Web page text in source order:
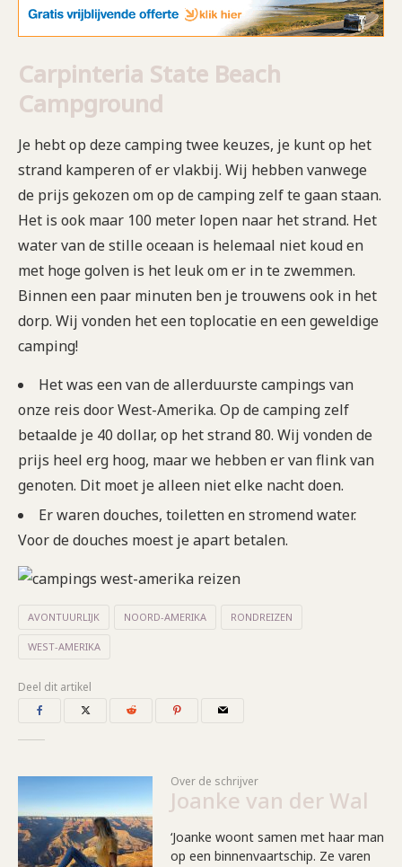
Carpinteria State Beach
Campground
Je hebt op deze camping twee keuzes, je kunt op het
strand kamperen of er vlakbij. Wij hebben vanwege
de prijs gekozen om op de camping zelf te gaan staan.
Het is ook maar 100 meter lopen naar het strand. Het
water van de stille oceaan is helemaal niet koud en
met hoge golven is het leuk om er in te zwemmen.
Binnen een paar minuten ben je trouwens ook in het
dorp. Wij vonden het een toplocatie en een geweldige
camping!
Het was een van de allerduurste campings van
onze reis door West-Amerika. Op de camping zelf
betaalde je 40 dollar, op het strand 80. Wij vonden de
prijs heel erg hoog, maar we hebben er van flink van
genoten. Dit moet je alleen niet elke nacht doen.
Er waren douches, toiletten en stromend water.
Voor de douches moest je apart betalen.
AVONTUURLIJK NOORD-AMERIKA RONDREIZEN
WEST-AMERIKA
Deel dit artikel
Over de schrijver
Joanke van der Wal
‘Joanke woont samen met haar man
op een binnenvaartschip. Ze varen